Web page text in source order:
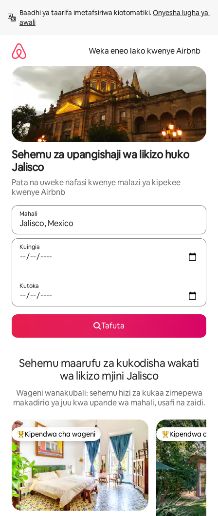
kwenda
kwenye
Baadhi ya taarifa imetafsiriwa kiotomatiki. Onyesha lugha ya
awali
Weka eneo lako kwenye Airbnb
Sehemu za upangishaji wa likizo huko
Jalisco
Pata na uweke nafasi kwenye malazi ya kipekee
kwenye Airbnb
Mahali
Wakati matokeo yanapatikana, vinjari kwa kutumia vitufe vya
Kuingia
Kutoka
Tafuta
Sehemu maarufu za kukodisha wakati
wa likizo mjini Jalisco
Wageni wanakubali: sehemu hizi za kukaa zimepewa
makadirio ya juu kwa upande wa mahali, usafi na zaidi.
Kipendwa maarufu cha wageni
Kipendwa cha wageni Kipendwa
Kipendwa cha